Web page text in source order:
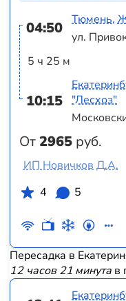
04:50
5 ч 25 м
10:15
От2965 руб.
Тюмень,
ул.
"Лесхоз"
ИП Новичков Д.А.
4
5
Пересадка в
12 часов 21 минутав